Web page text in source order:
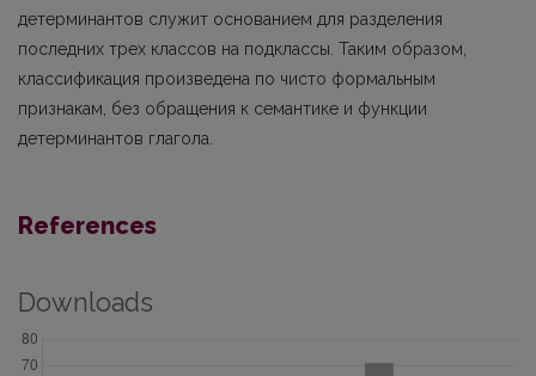
детерминантов служит основанием для разделения
последних трех классов на подклассы. Таким образом,
классификация произведена по чисто формальным
признакам, без обращения к семантике и функции
детерминантов глагола.
References
Downloads